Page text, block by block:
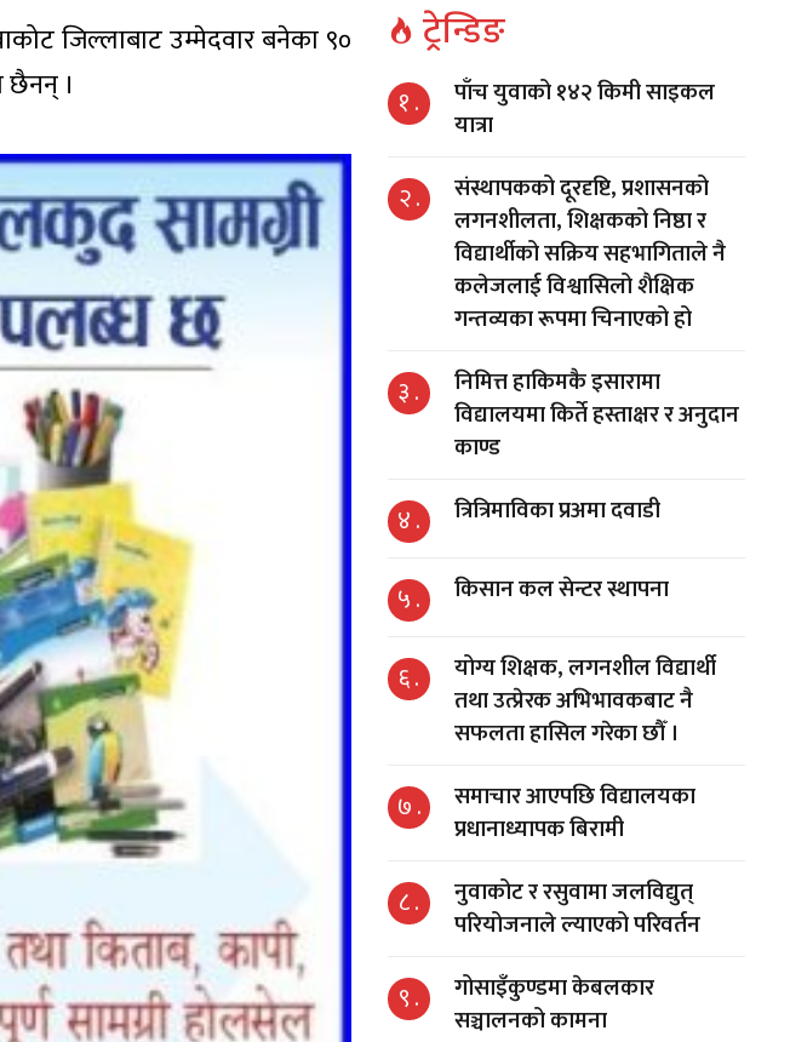
जिल्लाबाट उम्मेदवार बनेका ९०
छैनन् ।
ट्रेन्डिङ
१ .
पाँच युवाको १४२ किमी साइकल
यात्रा
२ .
संस्थापकको दूरदृष्टि, प्रशासनको
लगनशीलता, शिक्षकको निष्ठा र
विद्यार्थीको सक्रिय सहभागिताले नै
कलेजलाई विश्वासिलो शैक्षिक
गन्तव्यका रूपमा चिनाएको हो
३ .
निमित्त हाकिमकै इसारामा
विद्यालयमा किर्ते हस्ताक्षर र अनुदान
काण्ड
४ . त्रित्रिमाविका प्रअमा दवाडी
५ . किसान कल सेन्टर स्थापना
६ .
योग्य शिक्षक, लगनशील विद्यार्थी
तथा उत्प्रेरक अभिभावकबाट नै
सफलता हासिल गरेका छौँ ।
७ .
समाचार आएपछि विद्यालयका
प्रधानाध्यापक बिरामी
८ .
नुवाकोट र रसुवामा जलविद्युत्
परियोजनाले ल्याएको परिवर्तन
९ .
गोसाइँकुण्डमा केबलकार
सञ्चालनको कामना